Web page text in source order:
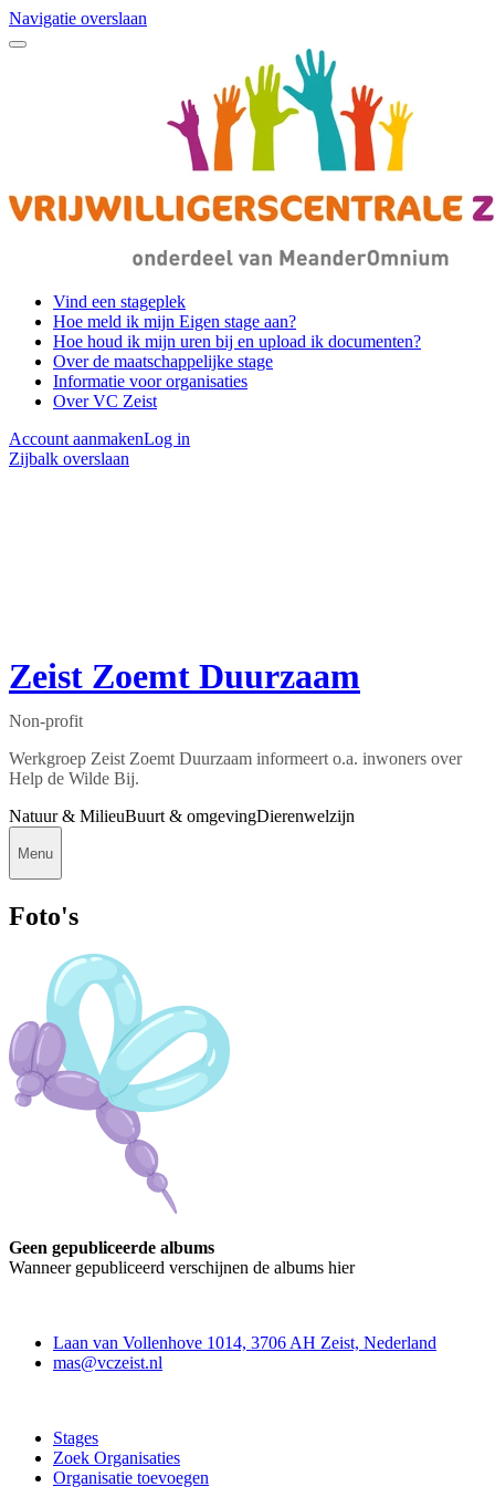
Navigatie overslaan
Vind een stageplek
Hoe meld ik mijn Eigen stage aan?
Hoe houd ik mijn uren bij en upload ik documenten?
Over de maatschappelijke stage
Informatie voor organisaties
Over VC Zeist
Account aanmakenLog in
Zijbalk overslaan
Zeist Zoemt Duurzaam
Non-profit
Werkgroep Zeist Zoemt Duurzaam informeert o.a. inwoners over
Help de Wilde Bij.
Natuur & MilieuBuurt & omgevingDierenwelzijn
Menu
Foto's
Geen gepubliceerde albums
Wanneer gepubliceerd verschijnen de albums hier
Laan van Vollenhove 1014, 3706 AH Zeist, Nederland
mas@vczeist.nl
Stages
Zoek Organisaties
Organisatie toevoegen